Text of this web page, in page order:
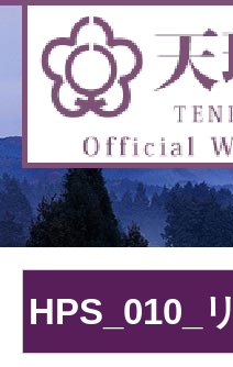
HPS_010_